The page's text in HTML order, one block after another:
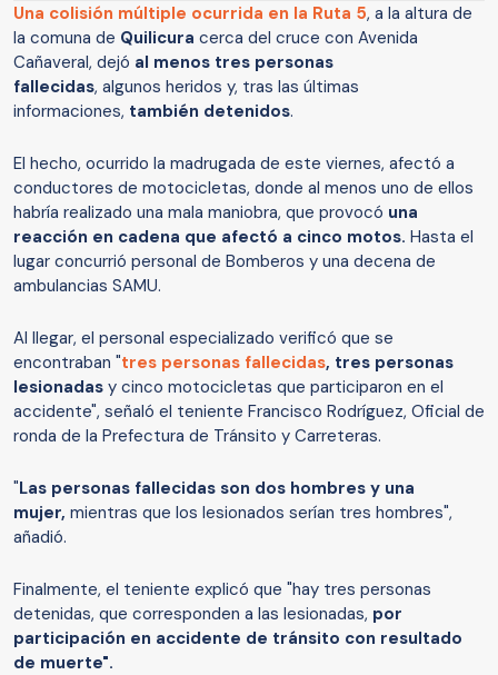
Una colisión múltiple ocurrida en la Ruta 5, a la altura de
la comuna de Quilicura cerca del cruce con Avenida
Cañaveral, dejó al menos tres personas
fallecidas, algunos heridos y, tras las últimas
informaciones, también detenidos.
El hecho, ocurrido la madrugada de este viernes, afectó a
conductores de motocicletas, donde al menos uno de ellos
habría realizado una mala maniobra, que provocó una
reacción en cadena que afectó a cinco motos. Hasta el
lugar concurrió personal de Bomberos y una decena de
ambulancias SAMU.
Al llegar, el personal especializado verificó que se
encontraban "tres personas fallecidas, tres personas
lesionadas y cinco motocicletas que participaron en el
accidente", señaló el teniente Francisco Rodríguez, Oficial de
ronda de la Prefectura de Tránsito y Carreteras.
"Las personas fallecidas son dos hombres y una
mujer, mientras que los lesionados serían tres hombres",
añadió.
Finalmente, el teniente explicó que "hay tres personas
detenidas, que corresponden a las lesionadas, por
participación en accidente de tránsito con resultado
de muerte".